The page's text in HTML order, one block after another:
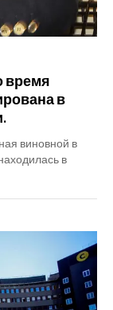
время
в
виновной в
в